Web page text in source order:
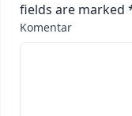
fields are marked
Komentar